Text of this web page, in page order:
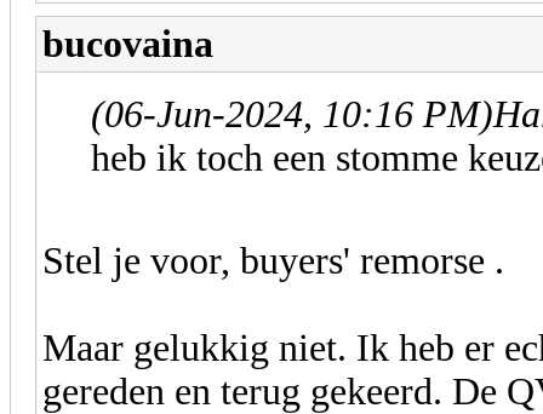
bucovaina
(06-Jun-2024, 10:16 PM)
heb ik toch een stomme
Stel je voor, buyers' remorse .
Maar gelukkig niet. Ik heb er
gereden en terug gekeerd. De